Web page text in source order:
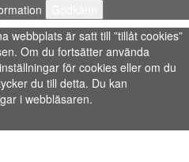
webbplats är satt till ”tillåt cookies”
Om du fortsätter använda
för cookies eller om du
du till detta. Du kan
i webbläsaren.